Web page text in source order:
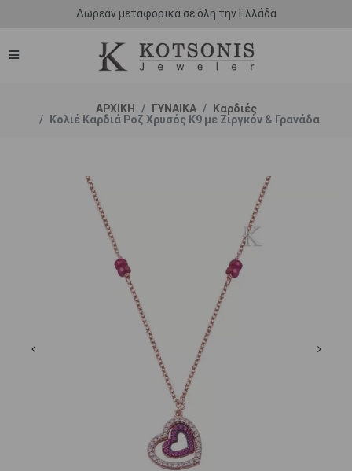
Δωρεάν μεταφορικά σε όλη την Ελλάδα
ΑΡΧΙΚΗ ΓΥΝΑΙΚΑ
Καρδιές
Κολιέ Καρδιά Ροζ Χρυσός Κ9 με Ζιργκόν & Γρανάδα